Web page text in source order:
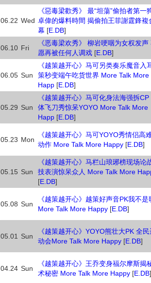
06.22 Wed
《惡毒梁歡秀》 最“坦蕩”偷拍者第一
卓偉的爆料時間 揭偷拍王菲謝霆鋒複
幕 [E.DB]
06.10 Fri
《恶毒梁欢秀》 柳岩哽咽为女权发声
愿再被任何人调戏 [E.DB]
06.05 Sun
《越策越开心》马可另类奏乐魔音入
策秒变端午吃货世界 More Talk More
Happ [E.DB]
05.29 Sun
《越策越开心》马可化身法海强拆CP
体飞刀秀惊呆YOYO More Talk More
Happ [E.DB]
05.23 Mon
《越策越开心》马可YOYO秀情侣高
动作 More Talk More Happy [E.DB]
05.15 Sun
《越策越开心》马栏山琅琊榜现场论
技表演惊呆众人 More Talk More
[E.DB]
05.08 Sun
《越策越开心》越策好声音PK我不是
More Talk More Happy [E.DB]
05.01 Sun
《越策越开心》YOYO熊壮大PK 全
动会More Talk More Happy [E.DB]
04.24 Sun
《越策越开心》王乔变身福尔摩斯揭
术秘密 More Talk More Happy [E.DB]